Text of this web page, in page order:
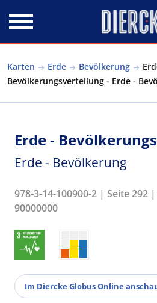
Karten Erde Bevölkerung
Bevölkerungsverteilung - Erde -
Erde -
Erde - Bevölkerung
978-3-14-100900-2 | Seite 292
90000000
Im Diercke Globus Online